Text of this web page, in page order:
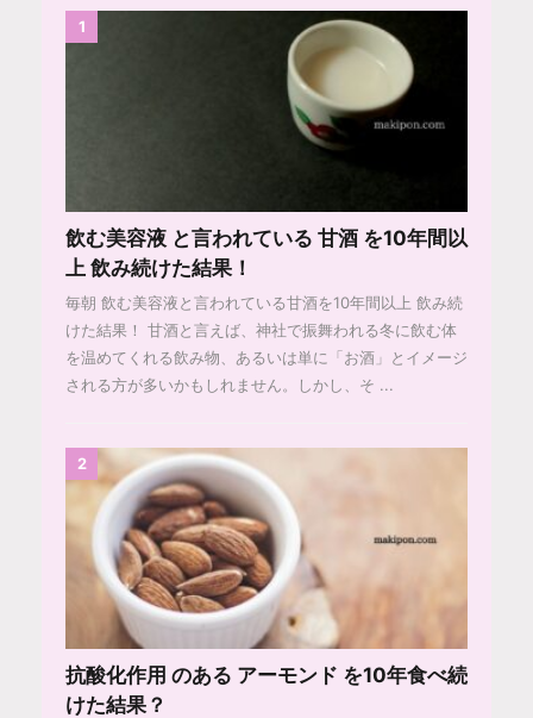
1
飲む美容液 と言われている 甘酒 を10年間以
上 飲み続けた結果！
毎朝 飲む美容液と言われている甘酒を10年間以上 飲み続
けた結果！ 甘酒と言えば、神社で振舞われる冬に飲む体
を温めてくれる飲み物、あるいは単に「お酒」とイメージ
される方が多いかもしれません。しかし、そ ...
2
抗酸化作用 のある アーモンド を10年食べ続
けた結果？